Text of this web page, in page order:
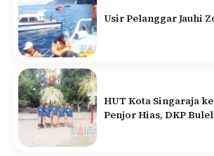
Usir Pelanggar Jauhi
HUT Kota Singaraja
Penjor Hias, DKP